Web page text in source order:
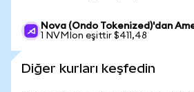
Nova (Ondo Tokenized)'dan
1 NVMIon eşittir $411,48
Diğer kurları keşfedin